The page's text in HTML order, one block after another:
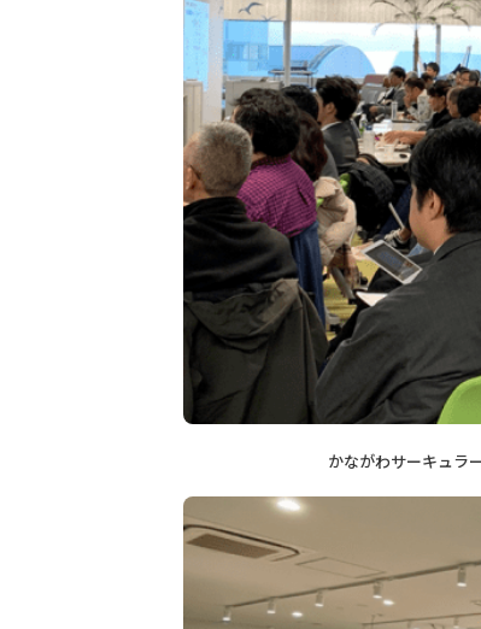
かながわサーキュラ